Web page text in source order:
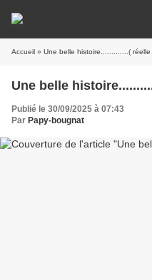
Accueil » Une belle histoire.............( réelle
Une belle
Publié le 30/09/2025 à 07:43
Par Papy-bougnat